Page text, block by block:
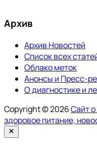
Архив
Архив Новостей
Список всех
Облако меток
Анонсы и Пресс-
О диагностике и
Copyright © 2026Сайт
здоровое питание,
Закрыть